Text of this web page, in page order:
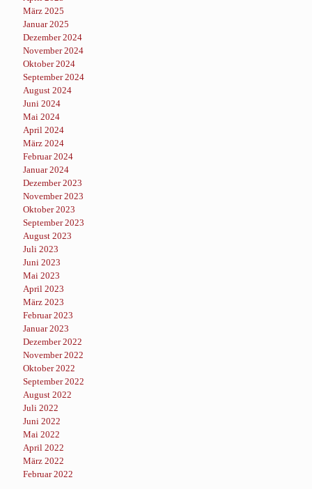
März 2025
Januar 2025
Dezember 2024
November 2024
Oktober 2024
September 2024
August 2024
Juni 2024
Mai 2024
April 2024
März 2024
Februar 2024
Januar 2024
Dezember 2023
November 2023
Oktober 2023
September 2023
August 2023
Juli 2023
Juni 2023
Mai 2023
April 2023
März 2023
Februar 2023
Januar 2023
Dezember 2022
November 2022
Oktober 2022
September 2022
August 2022
Juli 2022
Juni 2022
Mai 2022
April 2022
März 2022
Februar 2022